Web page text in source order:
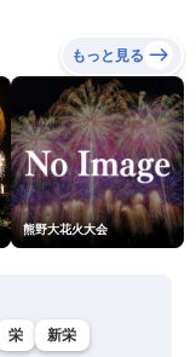
もっと見る
熊野大花火大会
栄
新栄